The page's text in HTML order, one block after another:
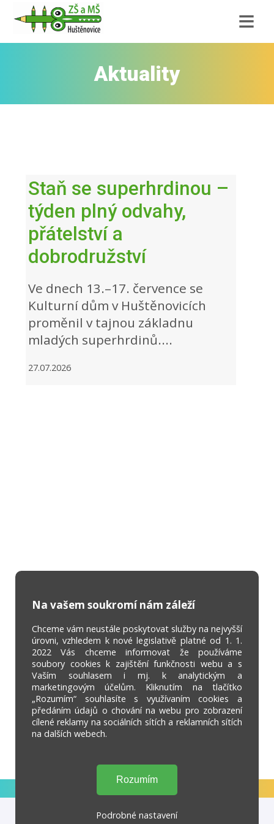
≡
Aktuality
Staň se superhrdinou –
týden plný odvahy,
přátelství a
dobrodružství
Ve dnech 13.–17. července se
Kulturní dům v Huštěnovicích
proměnil v tajnou základnu
mladých superhrdinů....
27.07.2026
Na vašem soukromí nám záleží
Chceme vám neustále poskytovat služby na nejvyšší
úrovni, vzhledem k nové legislativě platné od 1. 1.
2022 Vás chceme informovat že používáme
soubory cookies k zajištění funkčnosti webu a s
Vaším souhlasem i mj. k analytickým a
marketingovým účelům. Kliknutím na tlačítko
„Rozumím“ souhlasíte s využívaním cookies a
předáním údajů o chování na webu pro zobrazení
cílené reklamy na sociálních sítích a reklamních sítích
na dalších webech.
Podrobné nastavení